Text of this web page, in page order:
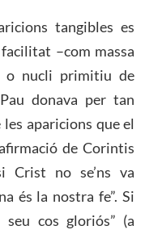
tangibles es
–com massa
o nucli primitiu de
donava per tan
aparicions que el
de Corintis
Crist no se’ns va
és la nostra fe”. Si
seu cos gloriós” (a